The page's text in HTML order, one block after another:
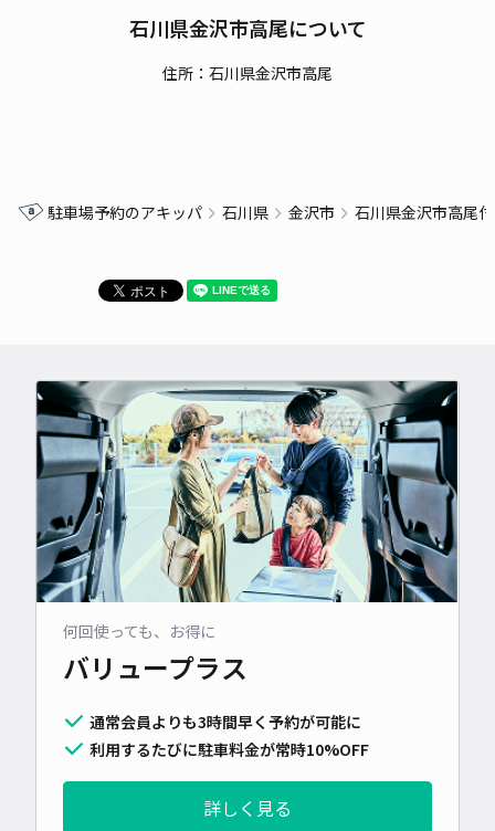
石川県金沢市高尾について
住所：石川県金沢市高尾
駐車場予約のアキッパ 石川県 金沢市 石川県金沢市高尾
何回使っても、お得に
バリュープラス
通常会員よりも3時間早く予約が可能に
利用するたびに駐車料金が常時10%OFF
詳しく見る